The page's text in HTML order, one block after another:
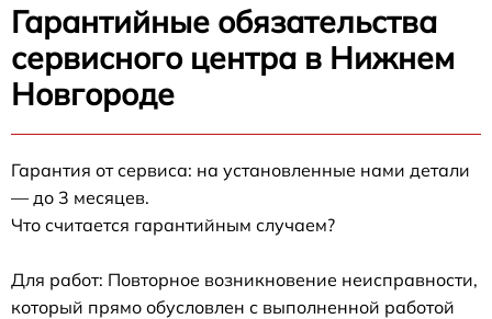
Гарантийные обязательства
сервисного центра в Нижнем
Новгороде
Гарантия от сервиса: на установленные нами детали
— до 3 месяцев.
Что считается гарантийным случаем?
Для работ: Повторное возникновение неисправности,
который прямо обусловлен с выполненной работой